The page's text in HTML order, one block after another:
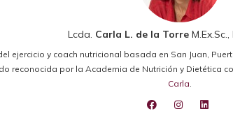
Lcda. Carla L. de la TorreM.Ex.Sc.,
ejercicio y coach nutricional basada en San Juan,
reconocida por la Academia de Nutrición y Dietética
Carla